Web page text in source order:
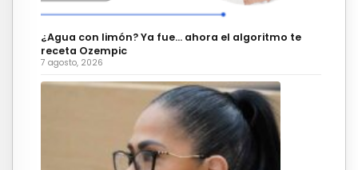
¿Agua con limón? Ya fue… ahora el algoritmo te
receta Ozempic
7 agosto, 2026